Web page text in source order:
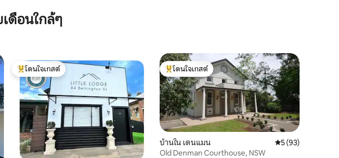
ดือนใกล้ๆ
โดนใจเกสต์ที่สุด
โดนใจเกสต์
โดนใจเกสต์ที่สุด
โดนใจเกสต์
บ้านใน เดนแมน คะแนนเฉลี่ย 5 จาก
5 (93)
Old Denman Courthouse, NSW